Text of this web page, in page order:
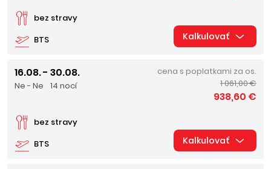
BTS
bez stravy
Kalkulovať
16.08. - 30.08.
Ne - Ne 14 nocí
BTS
bez stravy
cena s poplatkami za os.
1 061,00 €
938,60 €
Kalkulovať